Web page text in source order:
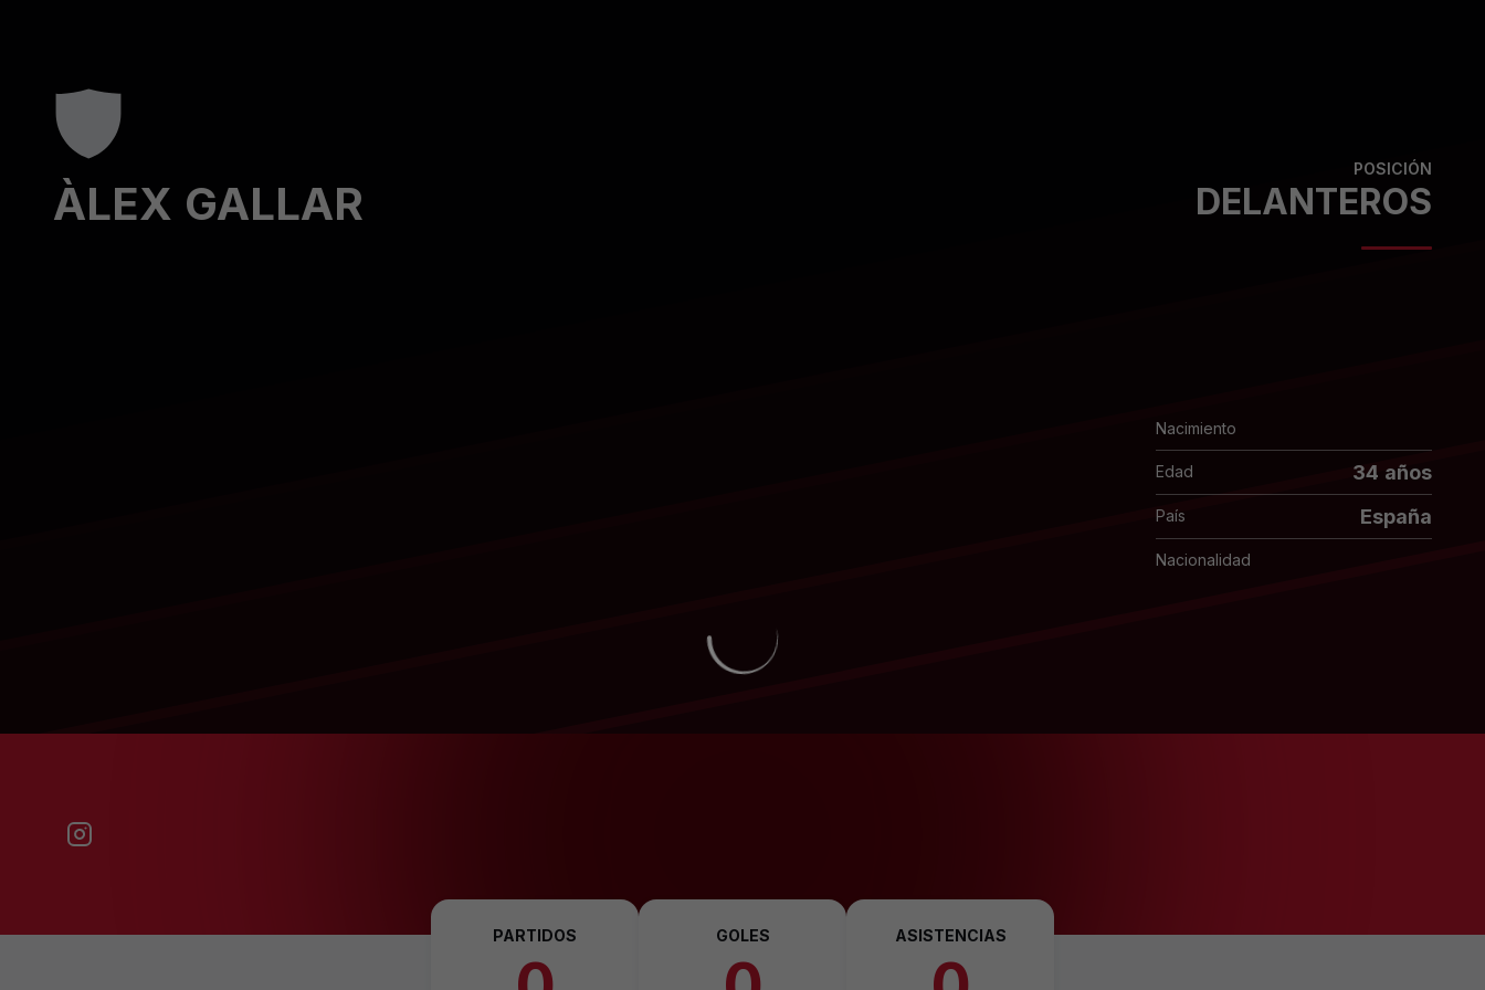
ÀLEX GALLAR
POSICIÓN
DELANTEROS
Nacimiento
Edad 34 años
País España
Nacionalidad
PARTIDOS GOLES ASISTENCIAS